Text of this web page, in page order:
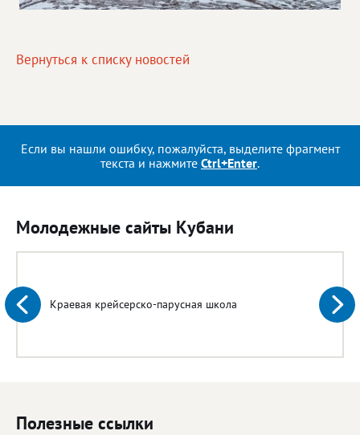
Вернуться к списку новостей
Если вы нашли ошибку, пожалуйста, выделите фрагмент
текста и нажмите Ctrl+Enter.
Молодежные сайты Кубани
Краевая крейсерско-парусная школа
Полезные ссылки